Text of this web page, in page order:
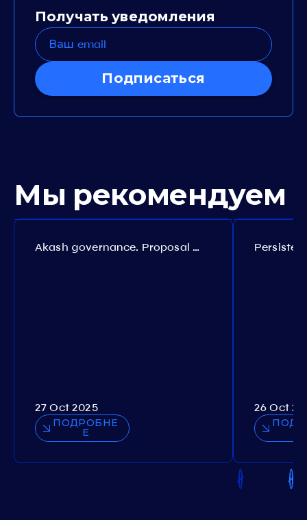
Получать уведомления
Подписаться
Мы рекомендуем
Akash governance. Proposal №308
27 Oct 2025
ПОДРОБНЕ
Е
26 Oct